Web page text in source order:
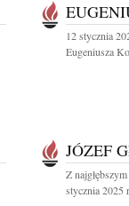
12 stycznia
Eugeniusza
JÓZEF
Z
stycznia 2025